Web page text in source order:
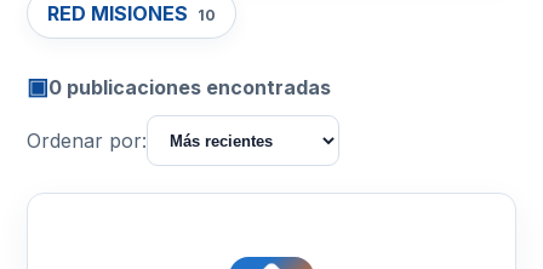
RED MISIONES 10
▣0 publicaciones encontradas
Ordenar por: